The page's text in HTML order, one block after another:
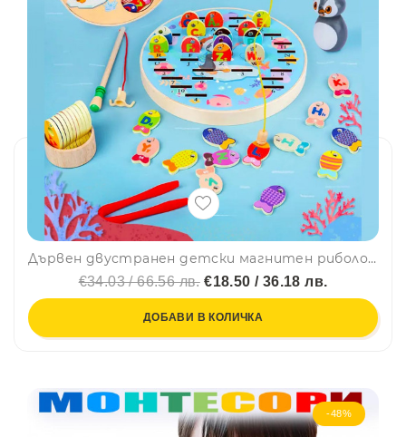
Дървен двустранен детски магнитен риболов РИБКИ С БУКВИ И ЦИФРИ с въдичка, щипка и кукичка🐠🐟 WD32
€34.03 / 66.56 лв.€18.50 / 36.18 лв.
ДОБАВИ В КОЛИЧКА
-48%